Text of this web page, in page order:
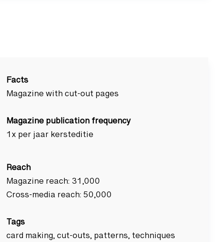
Facts
Magazine with cut-out pages
Magazine publication frequency
1x per jaar kersteditie
Reach
Magazine reach: 31,000
Cross-media reach: 50,000
Tags
card making, cut-outs, patterns, techniques